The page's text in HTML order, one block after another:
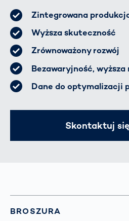
Zintegrowana
Wyższa skuteczność
Zrównoważony rozwój
Bezawaryjność, wyższa
Dane do optymalizacji
Skontaktuj
BROSZURA